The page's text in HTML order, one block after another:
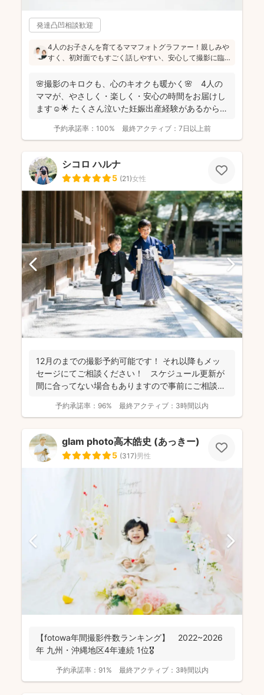
発達凸凹相談歓迎
4人のお子さんを育てるママフォトグラファー！親しみや
すく、初対面でもすごく話しやすい、安心して撮影に臨
ちになっていただけるよう撮影していらっしゃいます♪
🌸撮影のキロクも、心のキオクも暖かく🌸 4人の
ママが、やさしく・楽しく・安心の時間をお届けし
ます☺️🌟 たくさん泣いた妊娠出産経験があるからこ
予約承諾率： 100% 最終アクティブ： 7日以上前
シコロ ハルナ
5 (21)女性
12月のまでの撮影予約可能です！ それ以降もメッ
セージにてご相談ください！ スケジュール更新が
間に合ってない場合もありますので事前にご相談く
予約承諾率： 96% 最終アクティブ： 3時間以内
glam photo高木皓史 (あっきー)
5 (317)男性
【fotowa年間撮影件数ランキング】 2022~2026
年 九州・沖縄地区4年連続 1位🎖️
予約承諾率： 91% 最終アクティブ： 3時間以内